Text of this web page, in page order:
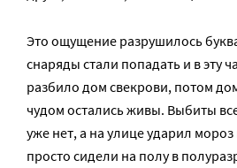
Это ощущение разрушилось
снаряды стали попадать и в эту
разбило дом свекрови, потом
чудом остались живы. Выбиты
уже нет, а на улице ударил мороз
просто сидели на полу в